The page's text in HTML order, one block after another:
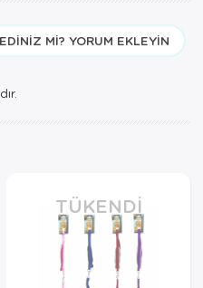
MI? YORUM EKLEYIN
TÜKENDI